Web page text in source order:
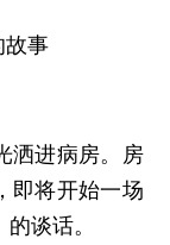
事
进病房。房
即将开始一场
的谈话。